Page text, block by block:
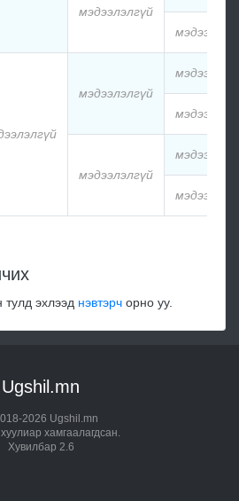
мэдээлэлгүй
мэдээлэлгүй
мэдээлэлгүй
тулд эхлээд нэвтэрч орно уу.
Ugshil.mn
2026 Ugshil.mn
хамгаалагдсан.
Хувилбар 2.6